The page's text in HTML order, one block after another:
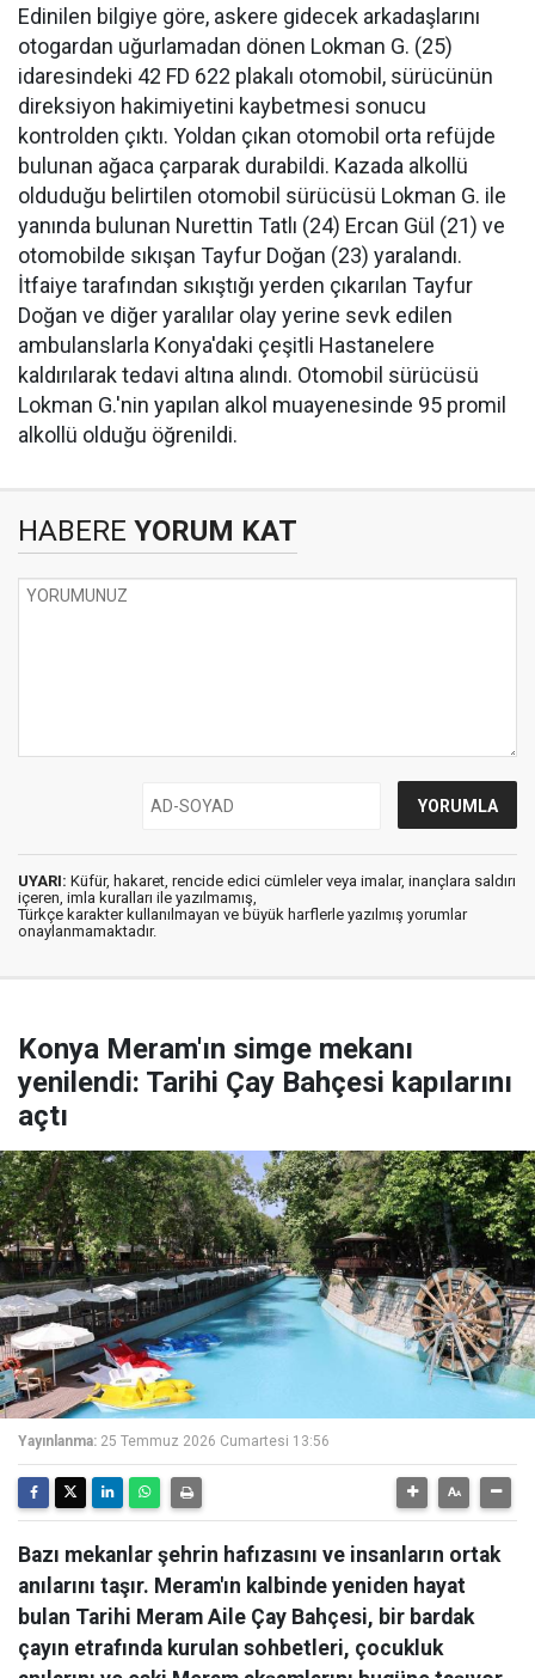
Edinilen bilgiye göre, askere gidecek arkadaşlarını
otogardan uğurlamadan dönen Lokman G. (25)
idaresindeki 42 FD 622 plakalı otomobil, sürücünün
direksiyon hakimiyetini kaybetmesi sonucu
kontrolden çıktı. Yoldan çıkan otomobil orta refüjde
bulunan ağaca çarparak durabildi. Kazada alkollü
olduduğu belirtilen otomobil sürücüsü Lokman G. ile
yanında bulunan Nurettin Tatlı (24) Ercan Gül (21) ve
otomobilde sıkışan Tayfur Doğan (23) yaralandı.
İtfaiye tarafından sıkıştığı yerden çıkarılan Tayfur
Doğan ve diğer yaralılar olay yerine sevk edilen
ambulanslarla Konya'daki çeşitli Hastanelere
kaldırılarak tedavi altına alındı. Otomobil sürücüsü
Lokman G.'nin yapılan alkol muayenesinde 95 promil
alkollü olduğu öğrenildi.
HABERE YORUM KAT
UYARI: Küfür, hakaret, rencide edici cümleler veya imalar, inançlara saldırı
içeren, imla kuralları ile yazılmamış,
Türkçe karakter kullanılmayan ve büyük harflerle yazılmış yorumlar
onaylanmamaktadır.
Konya Meram'ın simge mekanı
yenilendi: Tarihi Çay Bahçesi kapılarını
açtı
Yayınlanma: 25 Temmuz 2026 Cumartesi 13:56
Bazı mekanlar şehrin hafızasını ve insanların ortak
anılarını taşır. Meram'ın kalbinde yeniden hayat
bulan Tarihi Meram Aile Çay Bahçesi, bir bardak
çayın etrafında kurulan sohbetleri, çocukluk